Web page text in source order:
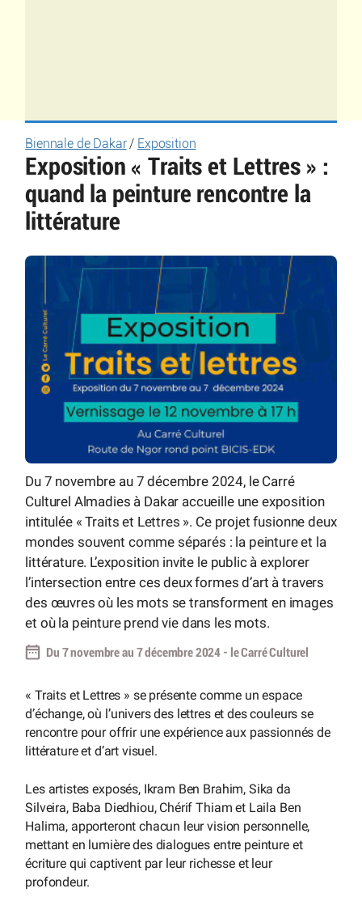
Biennale de Dakar/ Exposition
Exposition « Traits et Lettres » :
quand la peinture rencontre la
littérature
Du 7 novembre au 7 décembre 2024, le Carré
Culturel Almadies à Dakar accueille une exposition
intitulée « Traits et Lettres ». Ce projet fusionne deux
mondes souvent comme séparés : la peinture et la
littérature. L’exposition invite le public à explorer
l’intersection entre ces deux formes d’art à travers
des œuvres où les mots se transforment en images
et où la peinture prend vie dans les mots.
Du 7 novembre au 7 décembre 2024 - le Carré Culturel
« Traits et Lettres » se présente comme un espace
d’échange, où l’univers des lettres et des couleurs se
rencontre pour offrir une expérience aux passionnés de
littérature et d’art visuel.
Les artistes exposés, Ikram Ben Brahim, Sika da
Silveira, Baba Diedhiou, Chérif Thiam et Laila Ben
Halima, apporteront chacun leur vision personnelle,
mettant en lumière des dialogues entre peinture et
écriture qui captivent par leur richesse et leur
profondeur.